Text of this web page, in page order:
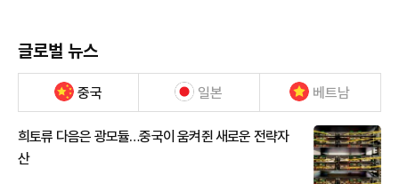
글로벌 뉴스
중국 일본 베트남
희토류 다음은 광모듈…중국이 움켜쥔 새로운 전략자
산